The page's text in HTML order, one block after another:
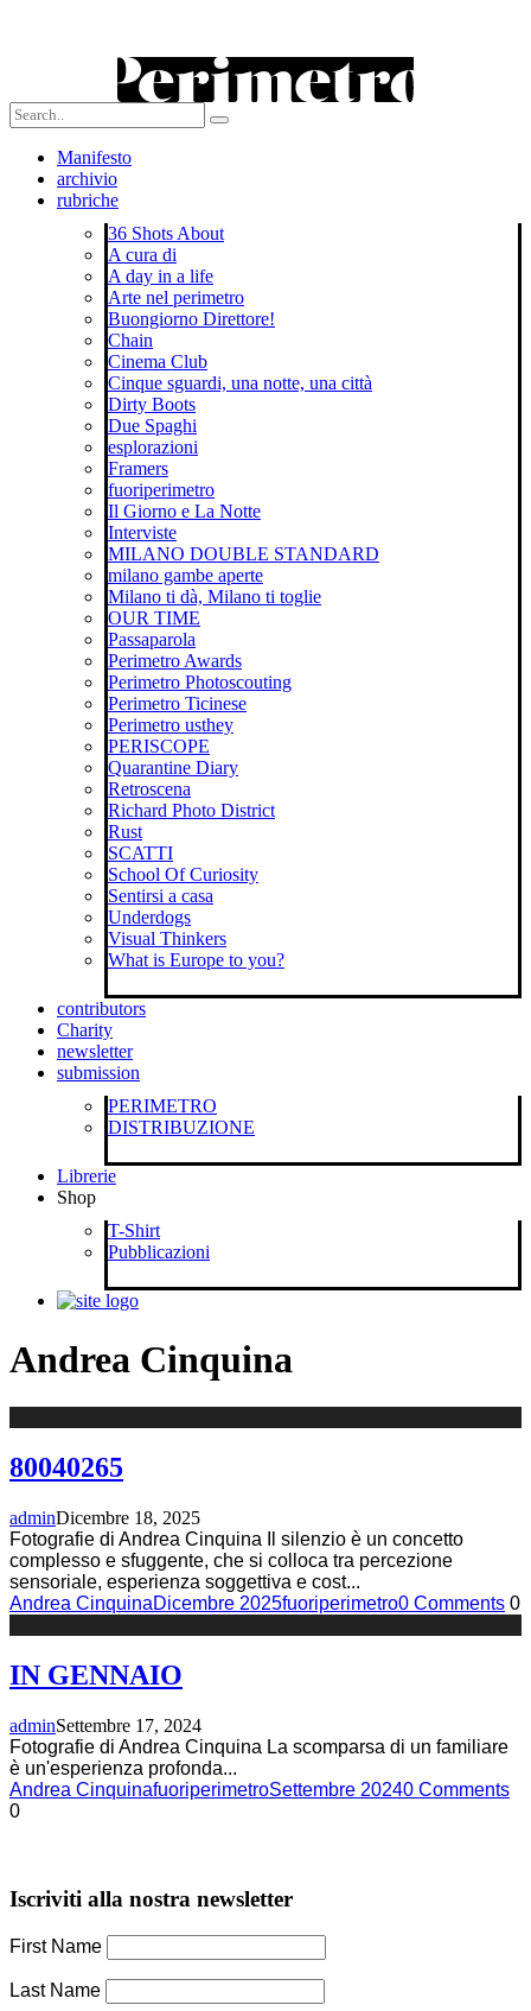
Manifesto
archivio
rubriche
36 Shots About
A cura di
A day in a life
Arte nel perimetro
Buongiorno Direttore!
Chain
Cinema Club
Cinque sguardi, una notte, una città
Dirty Boots
Due Spaghi
esplorazioni
Framers
fuoriperimetro
Il Giorno e La Notte
Interviste
MILANO DOUBLE STANDARD
milano gambe aperte
Milano ti dà, Milano ti toglie
OUR TIME
Passaparola
Perimetro Awards
Perimetro Photoscouting
Perimetro Ticinese
Perimetro usthey
PERISCOPE
Quarantine Diary
Retroscena
Richard Photo District
Rust
SCATTI
School Of Curiosity
Sentirsi a casa
Underdogs
Visual Thinkers
What is Europe to you?
contributors
Charity
newsletter
submission
PERIMETRO
DISTRIBUZIONE
Librerie
Shop
T-Shirt
Pubblicazioni
Andrea Cinquina
80040265
adminDicembre 18, 2025
Fotografie di Andrea Cinquina Il silenzio è un concetto
complesso e sfuggente, che si colloca tra percezione
sensoriale, esperienza soggettiva e cost...
Andrea CinquinaDicembre 2025fuoriperimetro0 Comments 0
IN GENNAIO
adminSettembre 17, 2024
Fotografie di Andrea Cinquina La scomparsa di un familiare
è un'esperienza profonda...
Andrea CinquinafuoriperimetroSettembre 20240 Comments
0
Iscriviti alla nostra newsletter
First Name
Last Name